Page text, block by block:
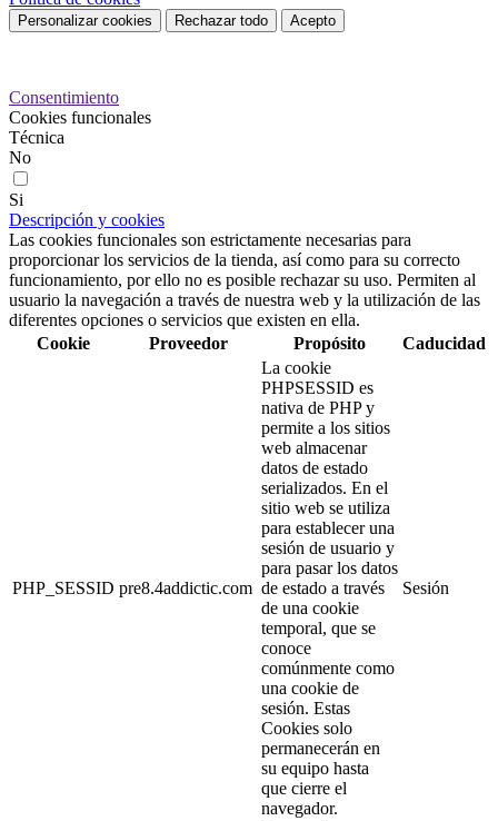
Personalizar cookies Rechazar todo Acepto
Consentimiento
Cookies funcionales
Técnica
No
Si
Descripción y cookies
Las cookies funcionales son estrictamente necesarias para
proporcionar los servicios de la tienda, así como para su correcto
funcionamiento, por ello no es posible rechazar su uso. Permiten al
usuario la navegación a través de nuestra web y la utilización de las
diferentes opciones o servicios que existen en ella.
Cookie
Proveedor Propósito Caducidad
PHP_SESSID pre8.4addictic.com
La cookie
PHPSESSID es
nativa de PHP y
permite a los sitios
web almacenar
datos de estado
serializados. En el
sitio web se utiliza
para establecer una
sesión de usuario y
para pasar los datos
de estado a través
de una cookie
temporal, que se
conoce
comúnmente como
una cookie de
sesión. Estas
Cookies solo
permanecerán en
su equipo hasta
que cierre el
navegador.
Sesión